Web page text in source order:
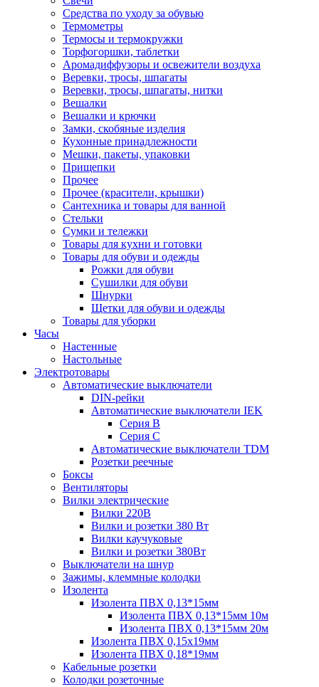
Средства по уходу за обувью
Термометры
Термосы и термокружки
Торфогоршки, таблетки
Аромадиффузоры и освежители воздуха
Веревки, тросы, шпагаты
Веревки, тросы, шпагаты, нитки
Вешалки
Вешалки и крючки
Замки, скобяные изделия
Кухонные принадлежности
Мешки, пакеты, упаковки
Прищепки
Прочее
Прочее (красители, крышки)
Сантехника и товары для ванной
Стельки
Сумки и тележки
Товары для кухни и готовки
Товары для обуви и одежды
Рожки для обуви
Сушилки для обуви
Шнурки
Щетки для обуви и одежды
Товары для уборки
Часы
Настенные
Настольные
Электротовары
Автоматические выключатели
DIN-рейки
Автоматические выключатели IEK
Серия B
Серия С
Автоматические выключатели TDM
Розетки реечные
Боксы
Вентиляторы
Вилки электрические
Вилки 220В
Вилки и розетки 380 Вт
Вилки каучуковые
Вилки и розетки 380Вт
Выключатели на шнур
Зажимы, клеммные колодки
Изолента
Изолента ПВХ 0,13*15мм
Изолента ПВХ 0,13*15мм 10м
Изолента ПВХ 0,13*15мм 20м
Изолента ПВХ 0,15х19мм
Изолента ПВХ 0,18*19мм
Кабельные розетки
Колодки розеточные